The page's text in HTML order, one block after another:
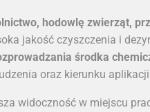
hodowlę zwierząt,
jakość czyszczenia i
środka
oraz kierunku
widoczność w miejscu